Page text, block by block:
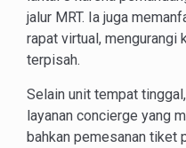
jalur MRT. Ia juga
rapat virtual, mengurangi
terpisah.
Selain unit tempat
layanan concierge yang
bahkan pemesanan tiket